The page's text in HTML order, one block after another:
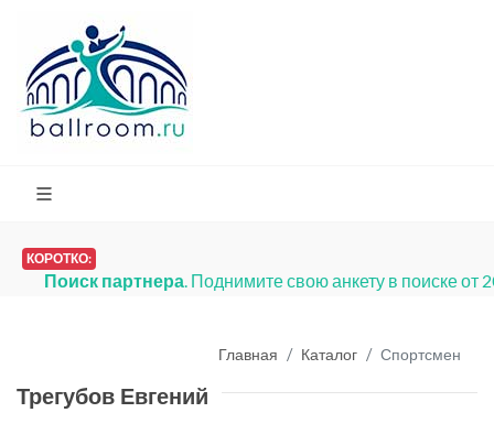
КОРОТКО:
Поиск партнера. Поднимите свою анкету в поиске от
Главная Каталог Спортсмен
Трегубов Евгений